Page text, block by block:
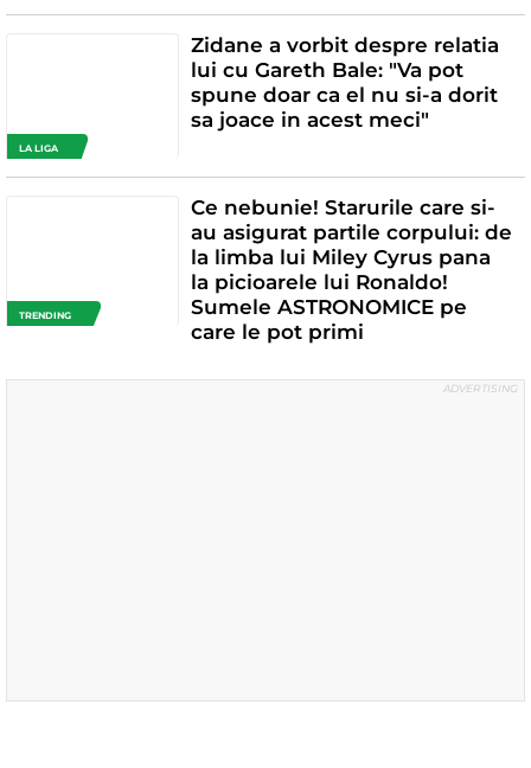
LA LIGA
Zidane a vorbit despre relatia
lui cu Gareth Bale: "Va pot
spune doar ca el nu si-a dorit
sa joace in acest meci"
TRENDING
Ce nebunie! Starurile care si-
au asigurat partile corpului: de
la limba lui Miley Cyrus pana
la picioarele lui Ronaldo!
Sumele ASTRONOMICE pe
care le pot primi